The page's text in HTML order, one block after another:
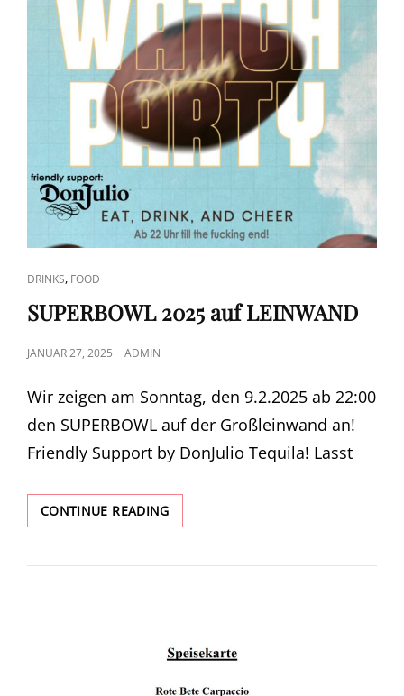
CAT
LINKS
DRINKS, FOOD
SUPERBOWL 2025 auf LEINWAND
POSTED
JANUAR 27, 2025 ADMIN
Wir zeigen am Sonntag, den 9.2.2025 ab 22:00
den SUPERBOWL auf der Großleinwand an!
Friendly Support by DonJulio Tequila! Lasst
CONTINUE READINGSUPERBOWL
2025
LEINWAND